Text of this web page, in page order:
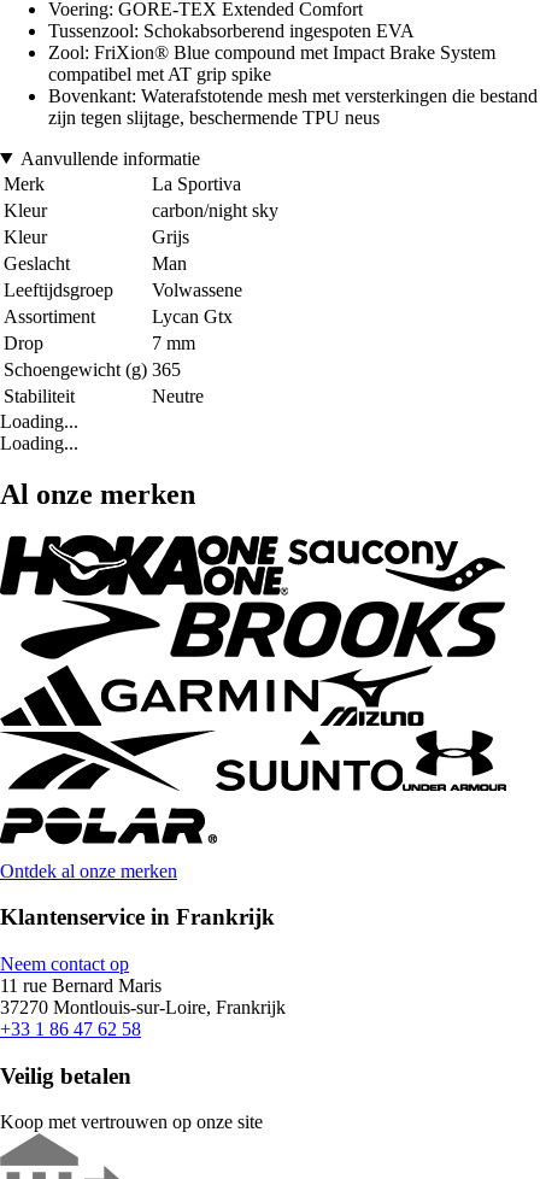
Voering: GORE-TEX Extended Comfort
Tussenzool: Schokabsorberend ingespoten EVA
Zool: FriXion® Blue compound met Impact Brake System
compatibel met AT grip spike
Bovenkant: Waterafstotende mesh met versterkingen die bestand
zijn tegen slijtage, beschermende TPU neus
Aanvullende informatie
Merk
La Sportiva
Kleur
carbon/night sky
Kleur
Grijs
Geslacht
Man
Leeftijdsgroep
Volwassene
Assortiment
Lycan Gtx
Drop
7 mm
Schoengewicht (g) 365
Stabiliteit
Neutre
Loading...
Loading...
Al onze merken
Ontdek al onze merken
Klantenservice in Frankrijk
Neem contact op
11 rue Bernard Maris
37270 Montlouis-sur-Loire, Frankrijk
+33 1 86 47 62 58
Veilig betalen
Koop met vertrouwen op onze site